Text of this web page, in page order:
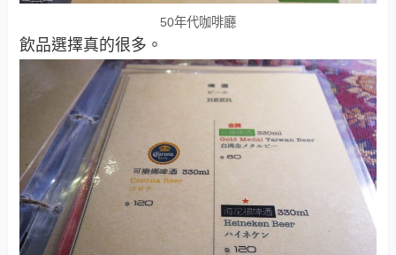
50年代咖啡廳
飲品選擇真的很多。